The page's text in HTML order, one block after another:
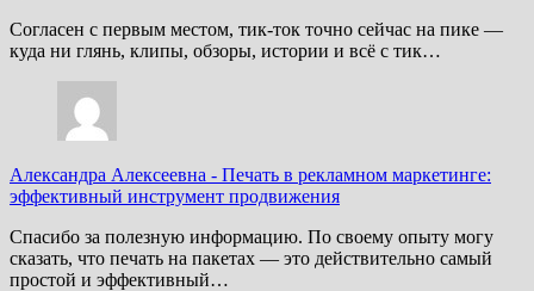
Согласен с первым местом, тик-ток точно сейчас на пике —
куда ни глянь, клипы, обзоры, истории и всё с тик…
Александра Алексеевна - Печать в рекламном маркетинге:
эффективный инструмент продвижения
Спасибо за полезную информацию. По своему опыту могу
сказать, что печать на пакетах — это действительно самый
простой и эффективный…